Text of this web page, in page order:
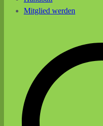
Mitglied werden